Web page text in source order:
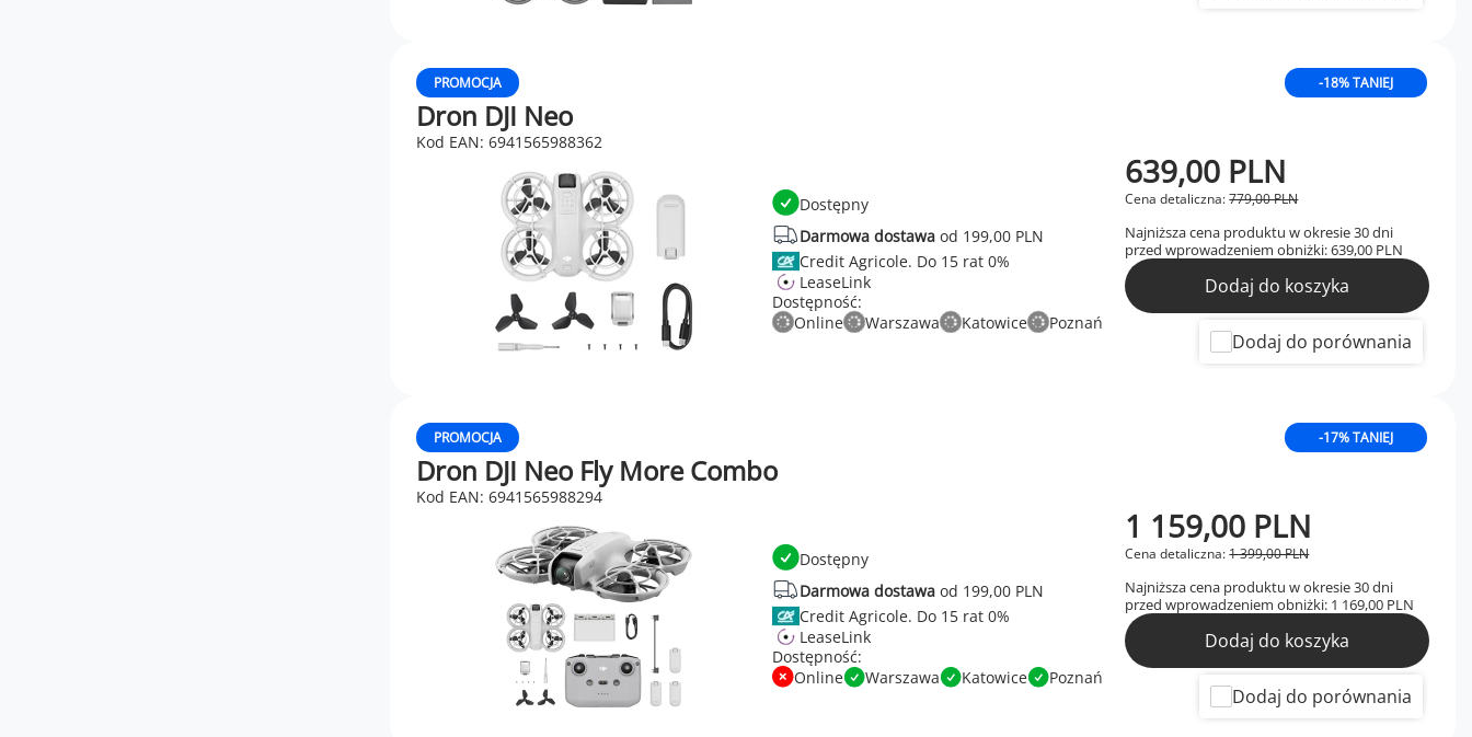
PROMOCJA -18% TANIEJ
Dron DJI Neo
Kod EAN: 6941565988362
Dostępny
Darmowa dostawaod 199,00 PLN
Credit Agricole.
LeaseLink
Dostępność:
Online
Warszawa Katowice Poznań
Cena detaliczna:779,00 PLN
639,00 PLN
Najniższa cena produktu w okresie 30 dni
przed wprowadzeniem obniżki:639,00 PLN
Dodaj do koszyka
Dodaj do porównania
PROMOCJA -17% TANIEJ
Dron DJI Neo Fly More Combo
Kod EAN: 6941565988294
Dostępny
Darmowa dostawaod 199,00 PLN
Credit Agricole.
LeaseLink
Dostępność:
Online
Warszawa Katowice Poznań
Cena detaliczna:1 399,00 PLN
1 159,00 PLN
Najniższa cena produktu w okresie 30 dni
przed wprowadzeniem obniżki: 1 169,00 PLN
Dodaj do koszyka
Dodaj do porównania